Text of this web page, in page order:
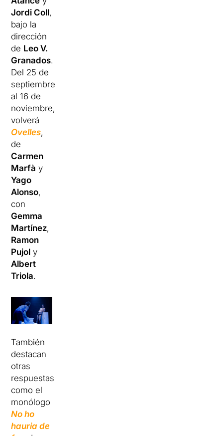
Jordi Coll,
bajo la
dirección
de Leo V.
Granados.
Del 25 de
septiembre
al 16 de
noviembre,
volverá
Ovelles,
de
Carmen
Marfà y
Yago
Alonso,
con
Gemma
Martínez,
Ramon
Pujol y
Albert
Triola.
También
destacan
otras
respuestas
como el
monólogo
No ho
hauria de